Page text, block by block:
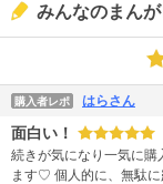
みんなのまん
購入者レポ はらさん
面白い！
続きが気になり一気に
ます♡ 個人的に、無駄に露出した巨乳キャラがいないこともポイント高いです